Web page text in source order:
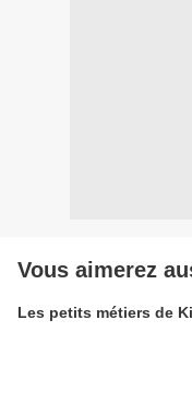
Vous aimerez
Les petits métiers de